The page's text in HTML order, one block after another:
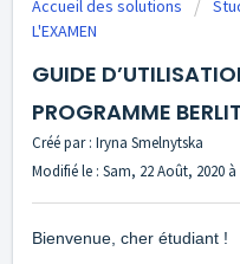
Accueil des solutions
L'EXAMEN
GUIDE
PROGRAMME
Créé par : Iryna Smelnytska
Modifié le : Sam, 22 Août, 2020 à
Bienvenue, cher étudiant !